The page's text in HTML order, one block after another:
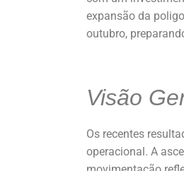
expansão da
outubro,
Visão
Os recentes
operacional. A